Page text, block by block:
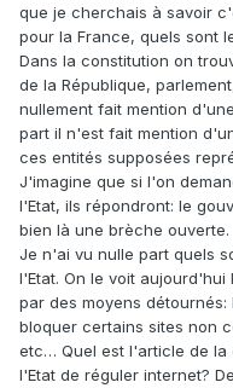
que je cherchais à savoir
pour la France, quels sont
Dans la constitution on
de la République,
nullement fait mention
part il n'est fait mention
ces entités supposées
J'imagine que si l'on
l'Etat, ils répondront: le
bien là une brèche ouverte.
Je n'ai vu nulle part quels
l'Etat. On le voit
par des moyens
bloquer certains sites non
etc… Quel est l'article de la
l'Etat de réguler internet?